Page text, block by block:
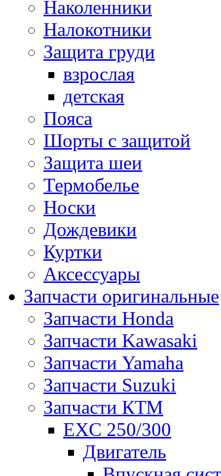
Наколенники
Налокотники
Защита груди
взрослая
детская
Пояса
Шорты с защитой
Защита шеи
Термобелье
Носки
Дождевики
Куртки
Аксессуары
Запчасти оригинальные
Запчасти Honda
Запчасти Kawasaki
Запчасти Yamaha
Запчасти Suzuki
Запчасти КТМ
EXC 250/300
Двигатель